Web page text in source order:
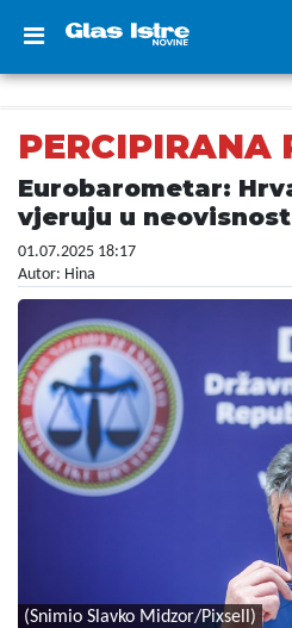
PERCIPIRANA
Eurobarometar:
vjeruju u
01.07.2025 18:17
Autor: Hina
(Snimio Slavko Midzor/Pixsell)